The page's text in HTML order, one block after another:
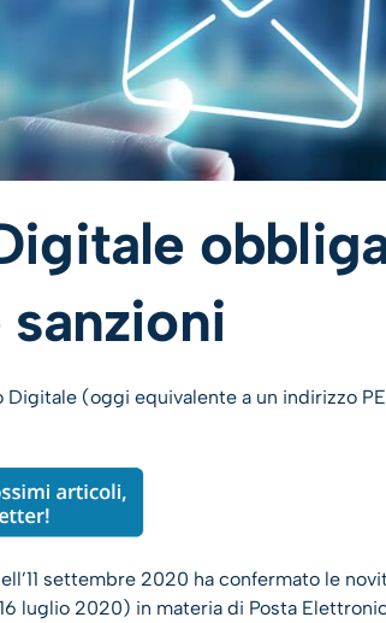
Digitale (oggi equivalente a un indirizzo
settembre 2020 ha confermato le
luglio 2020) in materia di Posta